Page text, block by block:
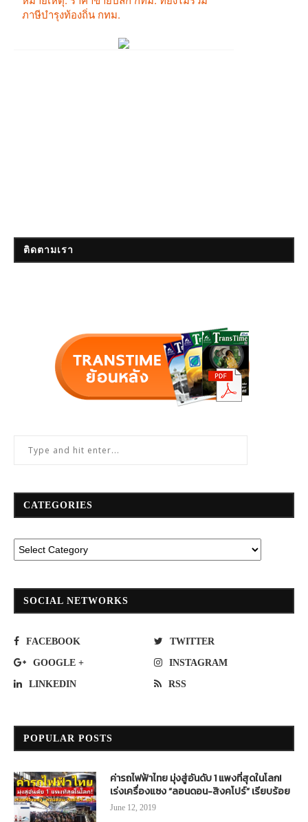
ติดตามเรา
CATEGORIES
SOCIAL NETWORKS
FACEBOOK TWITTER
GOOGLE + INSTAGRAM
LINKEDIN RSS
POPULAR POSTS
ค่ารถไฟฟ้าไทย มุ่งสู่อันดับ 1 แพงที่สุดในโลก!
เร่งเครื่องแซง “ลอนดอน-สิงคโปร์” เรียบร้อย
June 12, 2019